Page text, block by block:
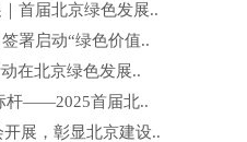
首届北京绿色发展..
署启动“绿色价值..
在北京绿色发展..
杆——2025首届北..
展，彰显北京建设..